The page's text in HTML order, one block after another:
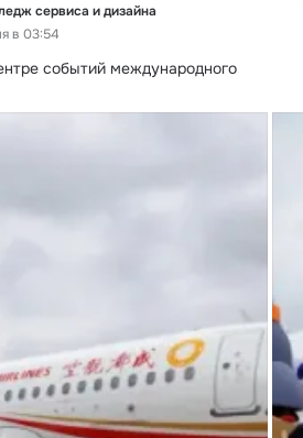
сервиса и дизайна
в 03:54
событий международного